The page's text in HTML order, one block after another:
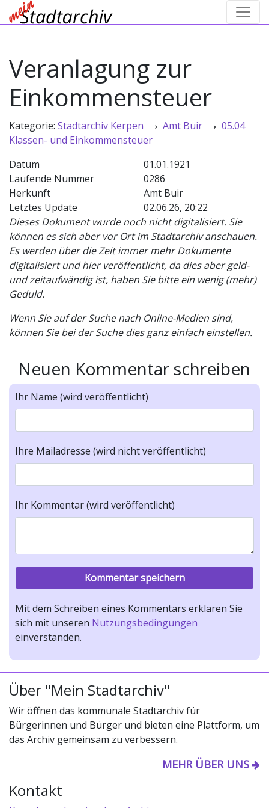
Veranlagung zur
Einkommensteuer
Kategorie: Stadtarchiv Kerpen → Amt Buir → 05.04
Klassen- und Einkommensteuer
Datum
01.01.1921
Laufende Nummer
0286
Herkunft
Amt Buir
Letztes Update
02.06.26, 20:22
Dieses Dokument wurde noch nicht digitalisiert. Sie
können es sich aber vor Ort im Stadtarchiv anschauen.
Es werden über die Zeit immer mehr Dokumente
digitalisiert und hier veröffentlicht, da dies aber geld-
und zeitaufwändig ist, haben Sie bitte ein wenig (mehr)
Geduld.
Wenn Sie auf der Suche nach Online-Medien sind,
können Sie bei der Suche dies ganz einfach einstellen.
Neuen Kommentar schreiben
Ihr Name (wird veröffentlicht)
Ihre Mailadresse (wird nicht veröffentlicht)
Ihr Kommentar (wird veröffentlicht)
Mit dem Schreiben eines Kommentars erklären Sie
sich mit unseren Nutzungsbedingungen
einverstanden.
Über "Mein Stadtarchiv"
Wir öffnen das kommunale Stadtarchiv für
Bürgerinnen und Bürger und bieten eine Plattform, um
das Archiv gemeinsam zu verbessern.
MEHR ÜBER UNS
Kontakt